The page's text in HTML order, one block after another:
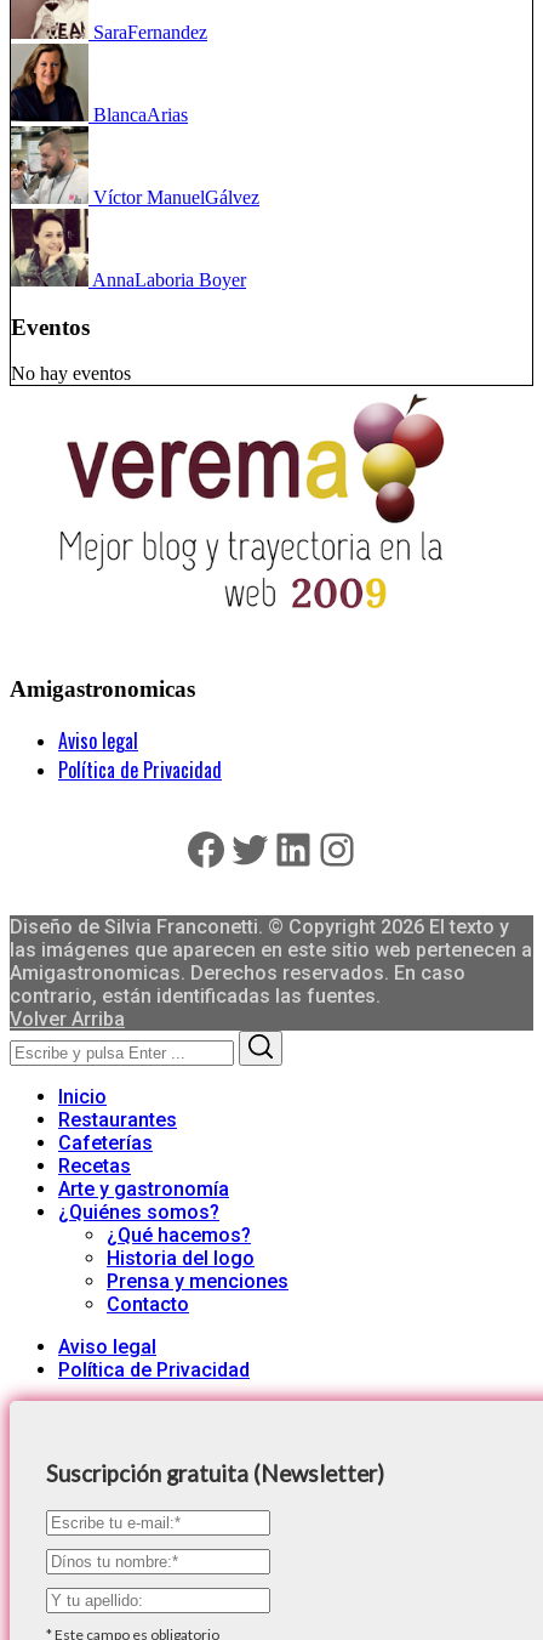
SaraFernandez
BlancaArias
Víctor ManuelGálvez
AnnaLaboria Boyer
Eventos
No hay eventos
Amigastronomicas
Aviso legal
Política de Privacidad
Facebook
Twitter
LinkedIn
Instagram
Diseño de Silvia Franconetti. © Copyright 2026 El texto y
las imágenes que aparecen en este sitio web pertenecen a
Amigastronomicas. Derechos reservados. En caso
contrario, están identificadas las fuentes.
Volver Arriba
Search
for:
Inicio
Restaurantes
Cafeterías
Recetas
Arte y gastronomía
¿Quiénes somos?
¿Qué hacemos?
Historia del logo
Prensa y menciones
Contacto
Aviso legal
Política de Privacidad
Suscripción gratuita (Newsletter)
*Este campo es obligatorio